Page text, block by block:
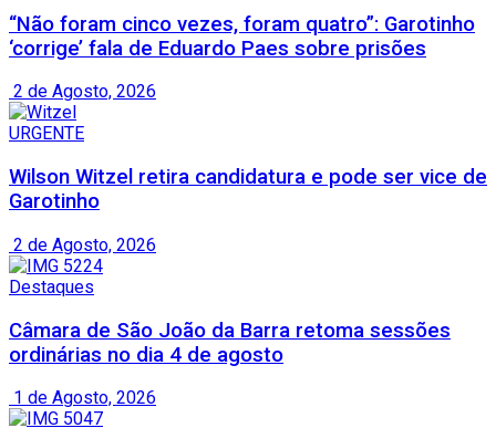
“Não foram cinco vezes, foram quatro”: Garotinho
‘corrige’ fala de Eduardo Paes sobre prisões
2 de Agosto, 2026
URGENTE
Wilson Witzel retira candidatura e pode ser vice de
Garotinho
2 de Agosto, 2026
Destaques
Câmara de São João da Barra retoma sessões
ordinárias no dia 4 de agosto
1 de Agosto, 2026